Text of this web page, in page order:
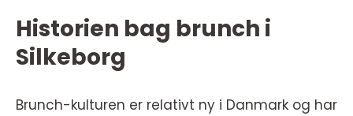
Historien bag brunch i
Silkeborg
Brunch-kulturen er relativt ny i Danmark og har